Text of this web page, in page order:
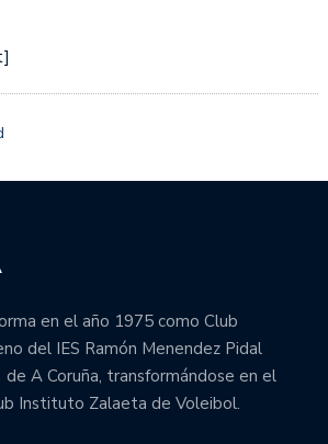
en el año 1975 como Club
del IES Ramón Menendez Pidal
A Coruña, transformándose en el
Instituto Zalaeta de Voleibol.